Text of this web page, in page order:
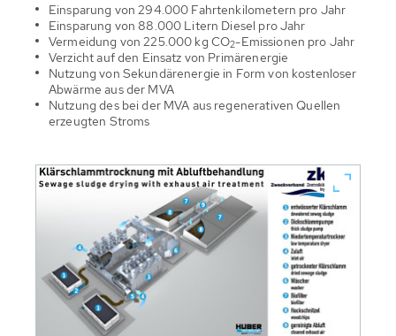
Einsparung von 294.000 Fahrtenkilometern pro Jahr
Einsparung von 88.000 Litern Diesel pro Jahr
Vermeidung von 225.000 kg CO2-Emissionen pro Jahr
Verzicht auf den Einsatz von Primärenergie
Nutzung von Sekundärenergie in Form von kostenloser
Abwärme aus der MVA
Nutzung des bei der MVA aus regenerativen Quellen
erzeugten Stroms